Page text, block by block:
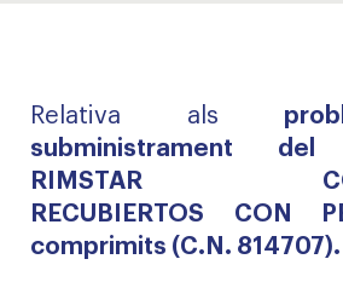
Relativa als
subministrament del
RIMSTAR
RECUBIERTOS CON
comprimits (C.N. 814707).